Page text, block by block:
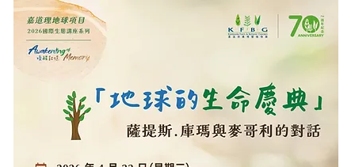
愛樂華博士從小就與大自然緊密連繫著，她透過
學習印度哲學中的五大元素，及其對應的脈輪來
發展這種連繫。從2004年起，她開始在印度、法
國、台灣及香港教授人們如何與大自然溝通和感
受大自然的節奏與律動。